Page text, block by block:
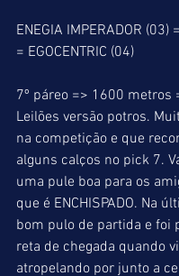
ENEGIA IMPERADOR (03)
= EGOCENTRIC (04)
7º páreo => 1600 metros
Leilões versão potros.
na competição e que
alguns calços no pick 7.
uma pule boa para os
que é ENCHISPADO. Na
bom pulo de partida e foi
reta de chegada quando
atropelando por junto a